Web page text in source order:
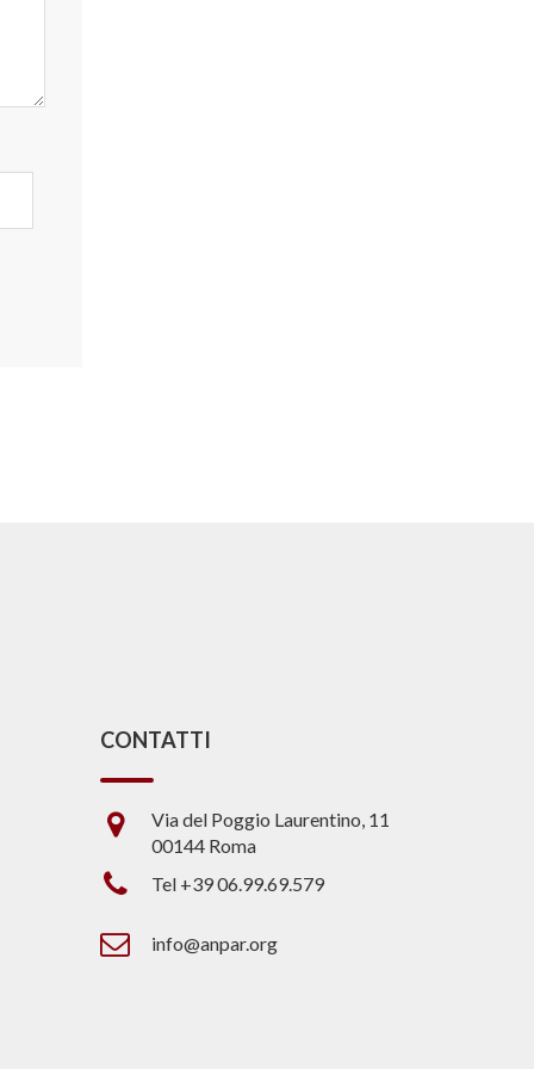
CONTATTI
Via del Poggio Laurentino, 11
00144 Roma
Tel +39 06.99.69.579
info@anpar.org